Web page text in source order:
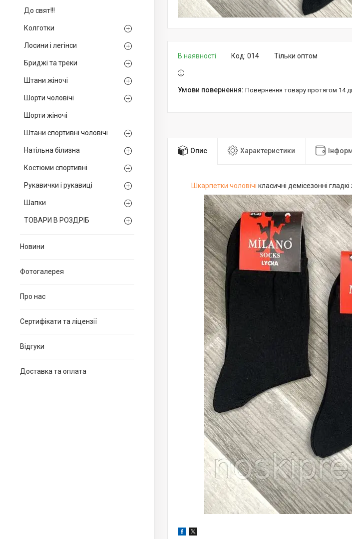
До свят!!!
Колготки
Лосини і легінси
Бриджі та треки
Штани жіночі
Шорти чоловічі
Шорти жіночі
Штани спортивні чоловічі
Натільна білизна
Костюми спортивні
Рукавички і рукавиці
Шапки
ТОВАРИ В РОЗДРІБ
Новини
Фотогалерея
Про нас
Сертифікати та ліцензії
Відгуки
Доставка та оплата
В наявності Тільки оптом
Код: 014
повернення товару протягом 14
Опис Характеристики
Шкарпетки чоловічі класичні демісезонні